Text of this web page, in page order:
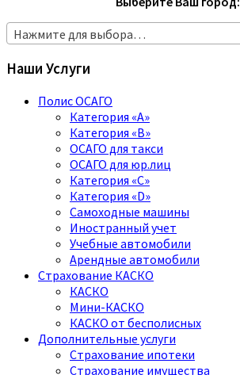
Нажмите для выбора…
Наши Услуги
Полис ОСАГО
Категория «A»
Категория «B»
ОСАГО для такси
ОСАГО для юр.лиц
Категория «C»
Категория «D»
Самоходные машины
Иностранный учет
Учебные автомобили
Арендные автомобили
Страхование КАСКО
КАСКО
Мини-КАСКО
КАСКО от бесполисных
Дополнительные услуги
Страхование ипотеки
Страхование имущества